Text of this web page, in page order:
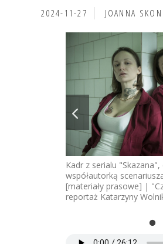
2024-11-27 JOANNA
Kadr z serialu
współautorką
[materiały prasowe] |
reportaż Katarzyny